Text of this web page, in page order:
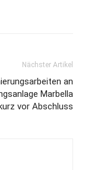
Nächster Artikel
an
Marbella
vor Abschluss